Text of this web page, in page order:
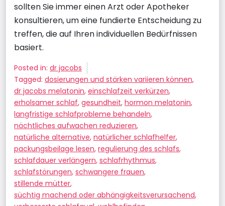
sollten Sie immer einen Arzt oder Apotheker
konsultieren, um eine fundierte Entscheidung zu
treffen, die auf Ihren individuellen Bedürfnissen
basiert.
Posted in: dr jacobs
Tagged: dosierungen und stärken variieren können,
dr jacobs melatonin, einschlafzeit verkürzen,
erholsamer schlaf, gesundheit, hormon melatonin,
langfristige schlafprobleme behandeln,
nächtliches aufwachen reduzieren,
natürliche alternative, natürlicher schlafhelfer,
packungsbeilage lesen, regulierung des schlafs,
schlafdauer verlängern, schlafrhythmus,
schlafstörungen, schwangere frauen,
stillende mütter,
süchtig machend oder abhängigkeitsverursachend,